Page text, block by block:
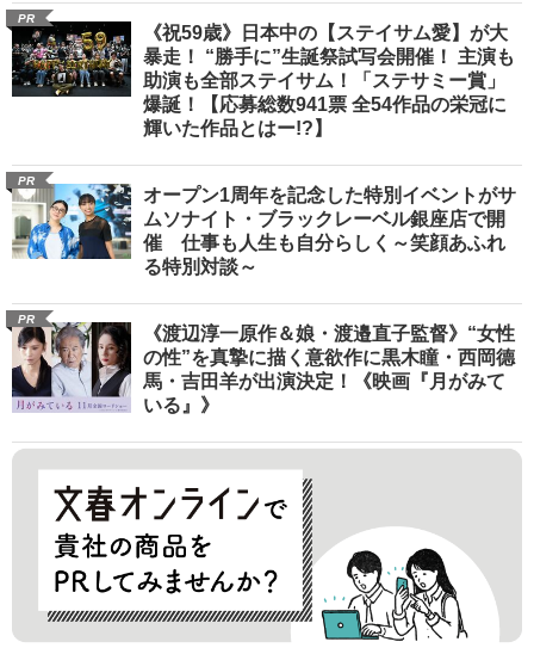
PR
《祝59歳》日本中の【ステイサム愛】が大
暴走！ “勝手に”生誕祭試写会開催！ 主演も
助演も全部ステイサム！「ステサミー賞」
爆誕！【応募総数941票 全54作品の栄冠に
輝いた作品とはー!?】
PR
オープン1周年を記念した特別イベントがサ
ムソナイト・ブラックレーベル銀座店で開
催 仕事も人生も自分らしく～笑顔あふれ
る特別対談～
PR
《渡辺淳一原作＆娘・渡邉直子監督》“女性
の性”を真摯に描く意欲作に黒木瞳・西岡德
馬・吉田羊が出演決定！《映画『月がみて
いる』》